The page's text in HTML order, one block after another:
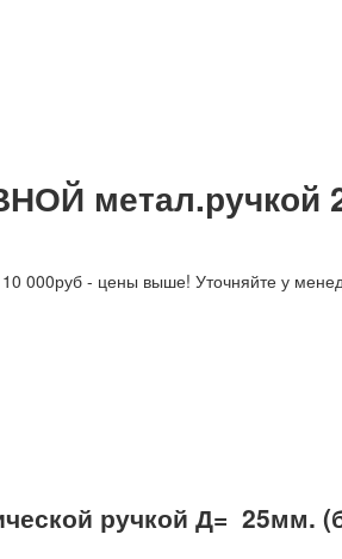
метал.ручкой
000руб - цены выше! Уточняйте у
ручкой Д= 25мм.